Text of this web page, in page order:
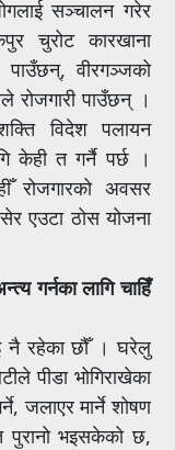
सञ्चालन गरेर
चुरोट कारखाना
वीरगञ्जको
रोजगारी पाउँछन् ।
विदेश पलायन
केही त गर्नै पर्छ ।
रोजगारको अवसर
एउटा ठोस योजना
गर्नका लागि चाहिँ
नै रहेका छौँ । घरेलु
पीडा भोगिराखेका
जलाएर मार्ने शोषण
पुरानो भइसकेको छ,